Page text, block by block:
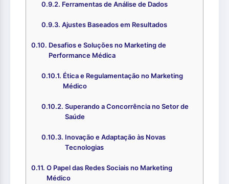
Ferramentas de Análise de Dados
Ajustes Baseados em Resultados
Desafios e Soluções no Marketing de
Performance Médica
Ética e Regulamentação no Marketing
Médico
Superando a Concorrência no Setor de
Saúde
Inovação e Adaptação às Novas
Tecnologias
O Papel das Redes Sociais no Marketing
Médico